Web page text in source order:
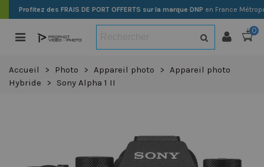
Profitez des FRAIS DE PORT OFFERTS sur la marque DNP en France
0
Accueil > Photo > Appareil photo > Appareil photo
Hybride
> Sony Alpha 1 II